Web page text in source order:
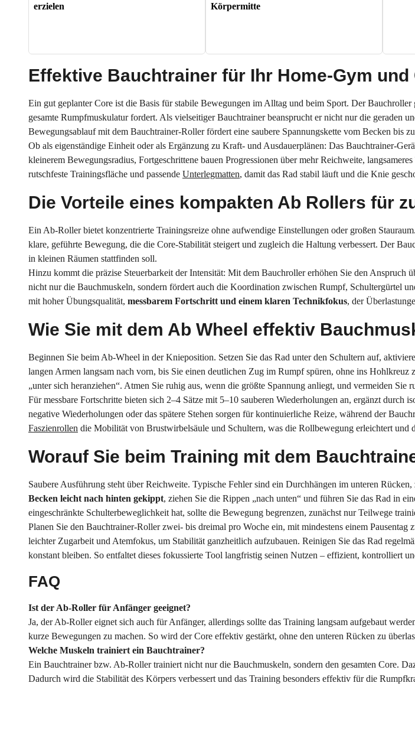
erzielen
Körpermitte
Effektive Bauchtrainer für Ihr Home-Gym und
Ein gut geplanter Core ist die Basis für stabile Bewegungen im Alltag und beim Sport. Der
gesamte Rumpfmuskulatur fordert. Als vielseitiger Bauchtrainer beansprucht er nicht nur die geraden
Bewegungsablauf mit dem Bauchtrainer-Roller fördert eine saubere Spannungskette vom Becken bis
Ob als eigenständige Einheit oder als Ergänzung zu Kraft- und Ausdauerplänen: Das Bauchtrainer-
kleinerem Bewegungsradius, Fortgeschrittene bauen Progressionen über mehr Reichweite,
rutschfeste Trainingsfläche und passende Unterlegmatten, damit das Rad stabil läuft und die Knie
Die Vorteile eines kompakten Ab Rollers für
Ein Ab-Roller bietet konzentrierte Trainingsreize ohne aufwendige Einstellungen oder großen
klare, geführte Bewegung, die die Core-Stabilität steigert und zugleich die Haltung verbessert. Der
in kleinen Räumen stattfinden soll.
Hinzu kommt die präzise Steuerbarkeit der Intensität: Mit dem Bauchroller erhöhen Sie den Anspruch
nicht nur die Bauchmuskeln, sondern fördert auch die Koordination zwischen Rumpf, Schultergürtel
mit hoher Übungsqualität, messbarem Fortschritt und einem klaren Technikfokus, der
Wie Sie mit dem Ab Wheel effektiv
Beginnen Sie beim Ab-Wheel in der Knieposition. Setzen Sie das Rad unter den Schultern auf,
langen Armen langsam nach vorn, bis Sie einen deutlichen Zug im Rumpf spüren, ohne ins
„unter sich heranziehen“. Atmen Sie ruhig aus, wenn die größte Spannung anliegt, und vermeiden Sie
Für messbare Fortschritte bieten sich 2–4 Sätze mit 5–10 sauberen Wiederholungen an, ergänzt
negative Wiederholungen oder das spätere Stehen sorgen für kontinuierliche Reize, während der
Faszienrollen die Mobilität von Brustwirbelsäule und Schultern, was die Rollbewegung erleichtert und
Worauf Sie beim Training mit dem
Saubere Ausführung steht über Reichweite. Typische Fehler sind ein Durchhängen im unteren
Becken leicht nach hinten gekippt, ziehen Sie die Rippen „nach unten“ und führen Sie das Rad in
eingeschränkte Schulterbeweglichkeit hat, sollte die Bewegung begrenzen, zunächst nur Teilwege
Planen Sie den Bauchtrainer-Roller zwei- bis dreimal pro Woche ein, mit mindestens einem
leichter Zugarbeit und Atemfokus, um Stabilität ganzheitlich aufzubauen. Reinigen Sie das Rad
konstant bleiben. So entfaltet dieses fokussierte Tool langfristig seinen Nutzen – effizient, kontrolliert
FAQ
Ist der Ab-Roller für Anfänger geeignet?
Ja, der Ab-Roller eignet sich auch für Anfänger, allerdings sollte das Training langsam aufgebaut
kurze Bewegungen zu machen. So wird der Core effektiv gestärkt, ohne den unteren Rücken zu
Welche Muskeln trainiert ein Bauchtrainer?
Ein Bauchtrainer bzw. Ab-Roller trainiert nicht nur die Bauchmuskeln, sondern den gesamten Core.
Dadurch wird die Stabilität des Körpers verbessert und das Training besonders effektiv für die